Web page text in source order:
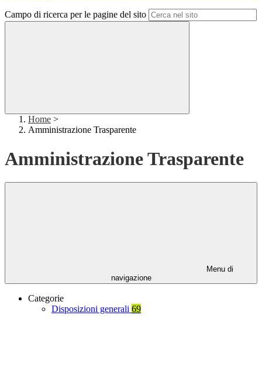
Campo di ricerca per le pagine del sito
Home >
Amministrazione Trasparente
Amministrazione Trasparente
Menu di
navigazione
Categorie
Disposizioni generali 69